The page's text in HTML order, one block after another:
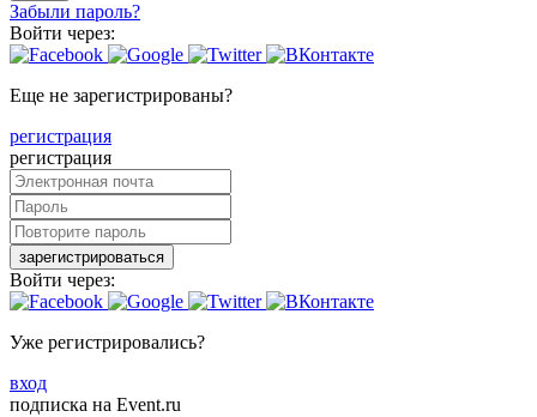
Забыли пароль?
Войти через:
Еще не зарегистрированы?
регистрация
регистрация
зарегистрироваться
Войти через:
Уже регистрировались?
вход
подписка на Event.ru